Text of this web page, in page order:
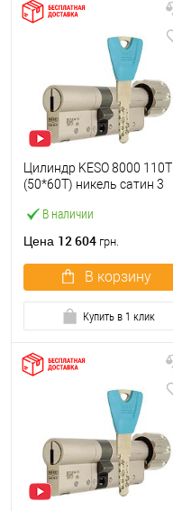
В наличии
Цилиндр KESO 8000 110T
(50*60T) никель сатин 3
Цена 12 604 грн.
В корзину
Купить в 1 клик